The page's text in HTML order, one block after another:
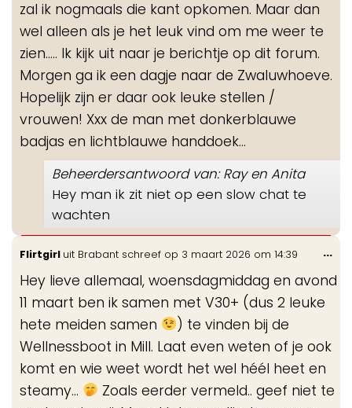
zal ik nogmaals die kant opkomen. Maar dan
wel alleen als je het leuk vind om me weer te
zien..... Ik kijk uit naar je berichtje op dit forum.
Morgen ga ik een dagje naar de Zwaluwhoeve.
Hopelijk zijn er daar ook leuke stellen /
vrouwen! Xxx de man met donkerblauwe
badjas en lichtblauwe handdoek...
Beheerdersantwoord van: Ray en Anita
Hey man ik zit niet op een slow chat te
wachten
Flirtgirl uit Brabant schreef op 3 maart 2026 om 14:39
Hey lieve allemaal, woensdagmiddag en avond
11 maart ben ik samen met V30+ (dus 2 leuke
hete meiden samen
) te vinden bij de
Wellnessboot in Mill. Laat even weten of je ook
komt en wie weet wordt het wel héél heet en
steamy...
Zoals eerder vermeld.. geef niet te
...